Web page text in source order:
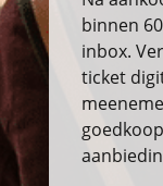
binnen
inbox.
ticket